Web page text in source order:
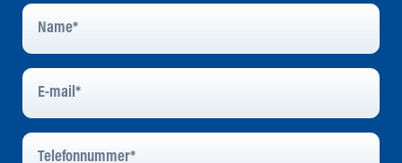
Name
E-
Mail*
Telefonnummer